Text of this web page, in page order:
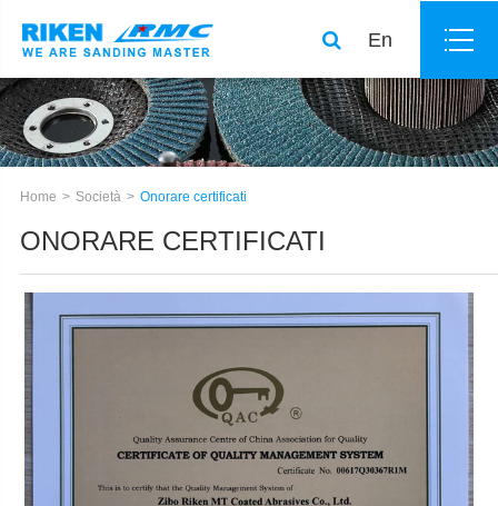
En
Home Società Onorare certificati
ONORARE CERTIFICATI